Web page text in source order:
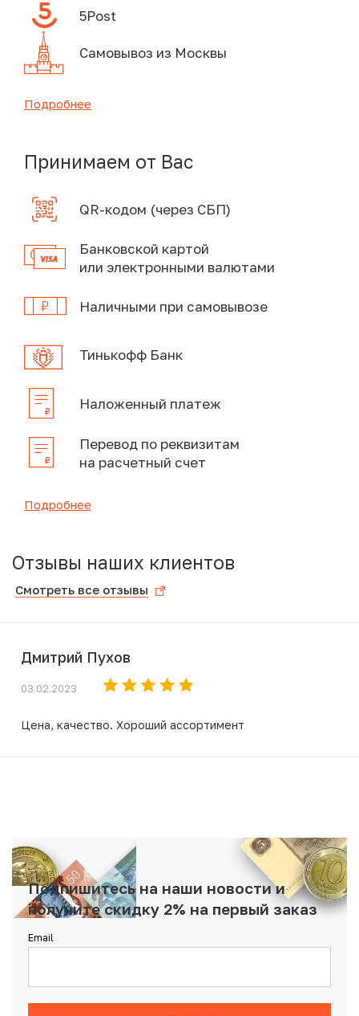
5Post
Самовывоз из Москвы
Подробнее
Принимаем от Вас
QR-кодом (через СБП)
Банковской картой
или электронными валютами
Наличными при самовывозе
Тинькофф Банк
Наложенный платеж
Перевод по реквизитам
на расчетный счет
Подробнее
Отзывы наших клиентов
Смотреть все отзывы
Дмитрий Пухов
03.02.2023
Цена, качество. Хороший ассортимент
Подпишитесь на наши новости и
получите скидку 2% на первый заказ
Email